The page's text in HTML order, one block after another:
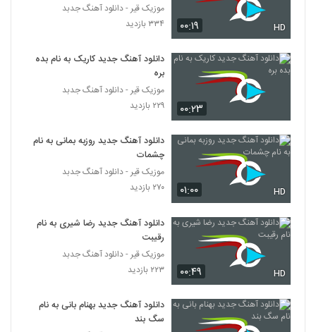
دانلود آهنگ چهل سالگی از حسن بحرانی
موزیک زیبای زیبای پاییزی از سعید بیک
943
دانلود آهنگ محمدحسین محمودشاهی لحظه
944
Morteza Eslami Madar
945
دانلود آهنگ بهروز وظیفه آنامدی (Behruoz
Vazifeh Anamdi)
۵۳۰ بازدید
Yousof New Bi Marefat
۰۰:۱۹ HD
موزیک قیر - دانلود آهنگ جدبد
۳۳۴ بازدید
۰۰:۲۳
دانلود آهنگ جدید کاریک به نام بده
بره
موزیک قیر - دانلود آهنگ جدبد
۲۲۹ بازدید
۰۱:۰۰ HD
دانلود آهنگ جدید روزبه بمانی به نام
چشمات
موزیک قیر - دانلود آهنگ جدبد
۲۷۰ بازدید
۰۰:۴۹ HD
دانلود آهنگ جدید رضا شیری به نام
رقیبت
موزیک قیر - دانلود آهنگ جدبد
۲۲۳ بازدید
دانلود آهنگ جدید بهنام بانی به نام
سگ بند